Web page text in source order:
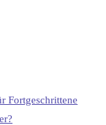
Fortgeschrittene